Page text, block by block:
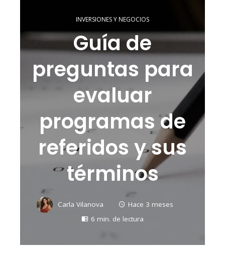
INVERSIONES Y NEGOCIOS
Guía de
preguntas para
evaluar
programas de
referidos y sus
términos
Carla Vilanova
Hace 3 meses
6 min. de lectura